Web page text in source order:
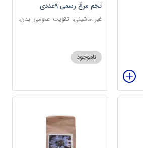
تخم مرغ رسمی 9عددی
غیر ماشینی، تقویت عمومی بدن،
ناموجود